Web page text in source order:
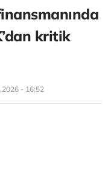
kritik
- 16:52